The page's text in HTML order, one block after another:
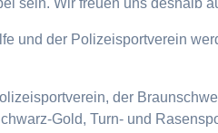
sein. Wir freuen uns deshalb
und der Polizeisportverein
der
Gold, Turn- und